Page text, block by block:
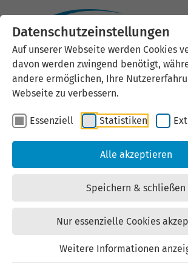
Datenschutzeinstellungen
Auf unserer Webseite werden Cookies
davon werden zwingend benötigt,
andere ermöglichen, Ihre
Webseite zu verbessern.
Essenziell Statistiken
Alle akzeptieren
Speichern & schließen
Nur essenzielle Cookies
Weitere Informationen
zur Verwendung von Bild-/
Thüringen
Die Vereinbarung wird getroffen
Landesentwicklungsgesellschaft
vertreten durch die
Mainzerhofstraße 12, 99084 Erfurt und
Landesentwicklungsgesellschaft